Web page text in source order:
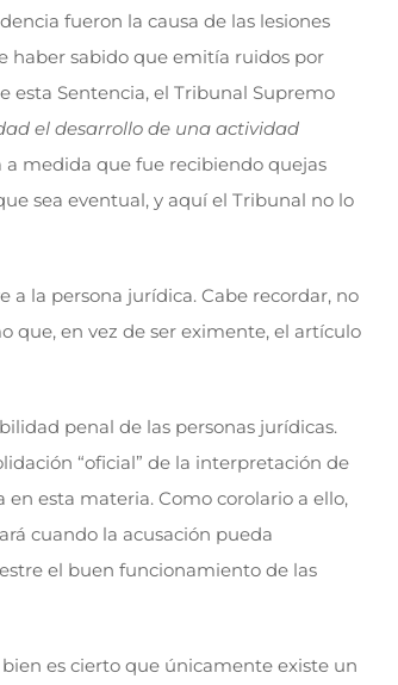
fueron la causa de las lesiones
haber sabido que emitía ruidos por
esta Sentencia, el Tribunal Supremo
el desarrollo de una actividad
a medida que fue recibiendo quejas
sea eventual, y aquí el Tribunal no lo
la persona jurídica. Cabe recordar, no
que, en vez de ser eximente, el artículo
penal de las personas jurídicas.
“oficial” de la interpretación de
esta materia. Como corolario a ello,
cuando la acusación pueda
el buen funcionamiento de las
es cierto que únicamente existe un